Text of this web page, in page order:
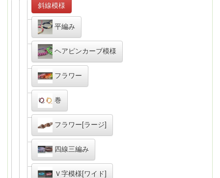
斜線模様
平編み
ヘアピンカーブ模様
フラワー
巻
フラワー[ラージ]
四線三編み
Ｖ字模様[ワイド]